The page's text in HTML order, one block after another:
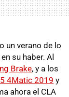
un verano de lo
su haber. Al
Brake, y a los
4Matic 2019 y
ahora el CLA